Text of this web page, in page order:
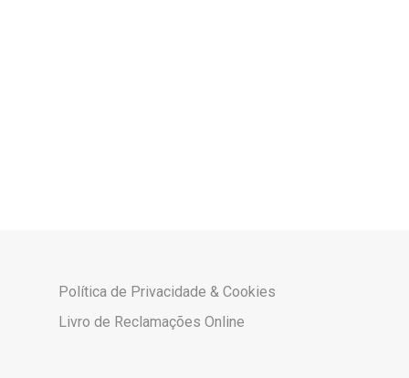
Política de Privacidade & Cookies
Livro de Reclamações Online